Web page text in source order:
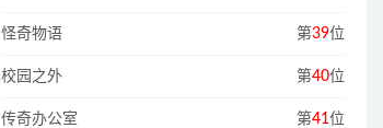
怪奇物语 第39位
校园之外 第40位
传奇办公室 第41位